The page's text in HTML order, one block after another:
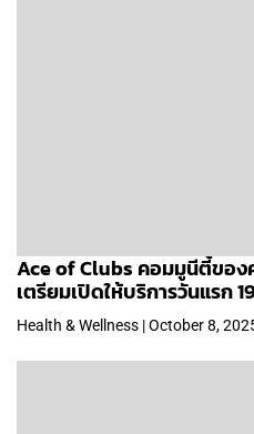
Ace of Clubs คอมมูนีตี้ของ
เตรียมเปิดให้บริการวันแรก
Health & Wellness | October 8,